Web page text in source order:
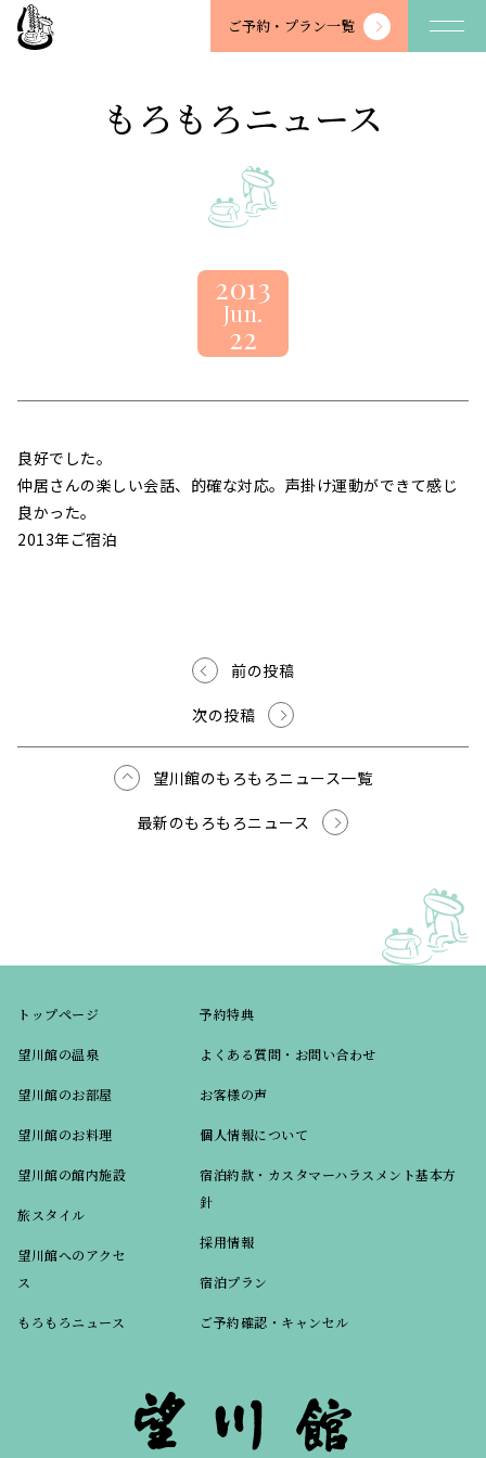
望
川
ご予約・ プラン一覧
もろもろニュース
2013
Jun.
22
良好でした。
仲居さんの楽しい会話、的確な対応。声掛け運動ができて感じ
良かった。
2013年ご宿泊
前の投稿
次の投稿
望川館のもろもろニュース一覧
最新のもろもろニュース
トップページ
望川館の温泉
望川館のお部屋
望川館のお料理
望川館の館内施設
旅スタイル
望川館へのアクセ
ス
もろもろニュース
予約特典
よくある質問・お問い合わせ
お客様の声
個人情報について
宿泊約款・カスタマーハラスメント基本方
針
採用情報
宿泊プラン
ご予約確認・キャンセル